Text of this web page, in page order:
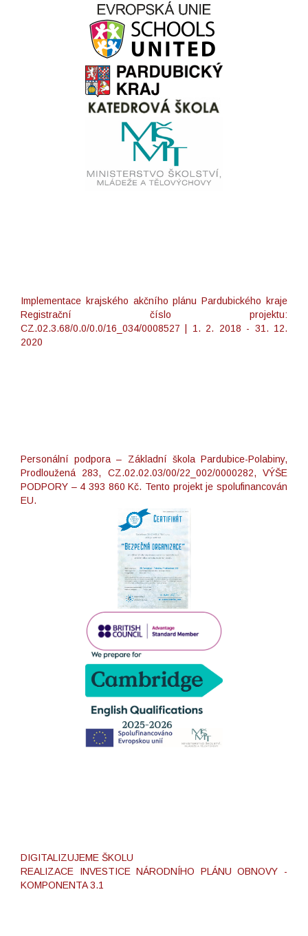
Implementace krajského akčního plánu Pardubického kraje
Registrační číslo projektu:
CZ.02.3.68/0.0/0.0/16_034/0008527 | 1. 2. 2018 - 31. 12.
2020
Personální podpora – Základní škola Pardubice-Polabiny,
Prodloužená 283, CZ.02.02.03/00/22_002/0000282, VÝŠE
PODPORY – 4 393 860 Kč. Tento projekt je spolufinancován
EU.
DIGITALIZUJEME ŠKOLU
REALIZACE INVESTICE NÁRODNÍHO PLÁNU OBNOVY -
KOMPONENTA 3.1